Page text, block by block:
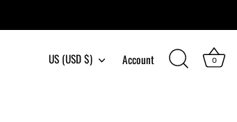
Currency
US (USD $) Account 0